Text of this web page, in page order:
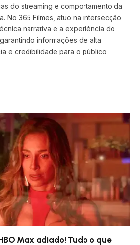
do streaming e comportamento da
No 365 Filmes, atuo na intersecção
narrativa e a experiência do
informações de alta
e credibilidade para o público
Max adiado! Tudo o que